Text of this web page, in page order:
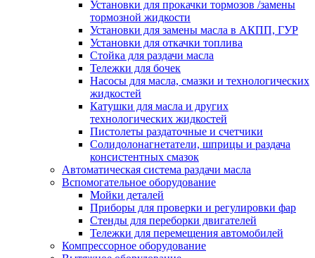
Установки для прокачки тормозов /замены
тормозной жидкости
Установки для замены масла в АКПП, ГУР
Установки для откачки топлива
Стойка для раздачи масла
Тележки для бочек
Насосы для масла, смазки и технологических
жидкостей
Катушки для масла и других
технологических жидкостей
Пистолеты раздаточные и счетчики
Солидолонагнетатели, шприцы и раздача
консистентных смазок
Автоматическая система раздачи масла
Вспомогательное оборудование
Мойки деталей
Приборы для проверки и регулировки фар
Стенды для переборки двигателей
Тележки для перемещения автомобилей
Компрессорное оборудование